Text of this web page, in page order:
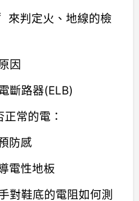
來判定火、地線的檢
因
斷路器(ELB)
常的電：
防感
電性地板
對鞋底的電阻如何測